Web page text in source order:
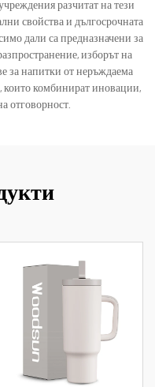
разчитат на тези
свойства и дългосрочната
дали са предназначени за
изборът на
за напитки от неръждаема
които комбинират иновации,
отговорност.